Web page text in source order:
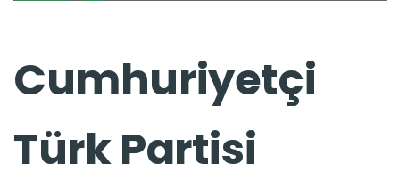
Cumhuriyetçi
Türk Partisi